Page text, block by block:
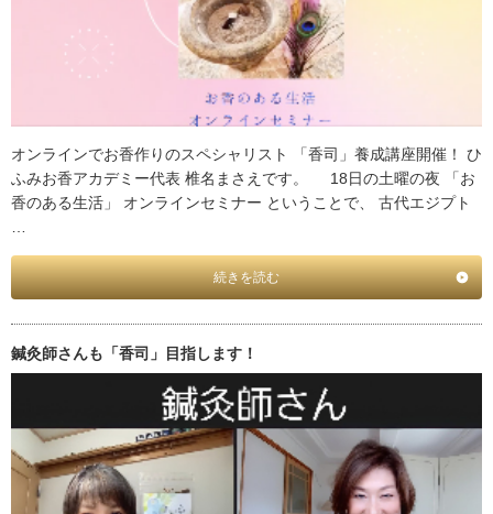
オンラインでお香作りのスペシャリスト 「香司」養成講座開催！ ひ
ふみお香アカデミー代表 椎名まさえです。 18日の土曜の夜 「お
香のある生活」 オンラインセミナー ということで、 古代エジプト
…
続きを読む
鍼灸師さんも「香司」目指します！